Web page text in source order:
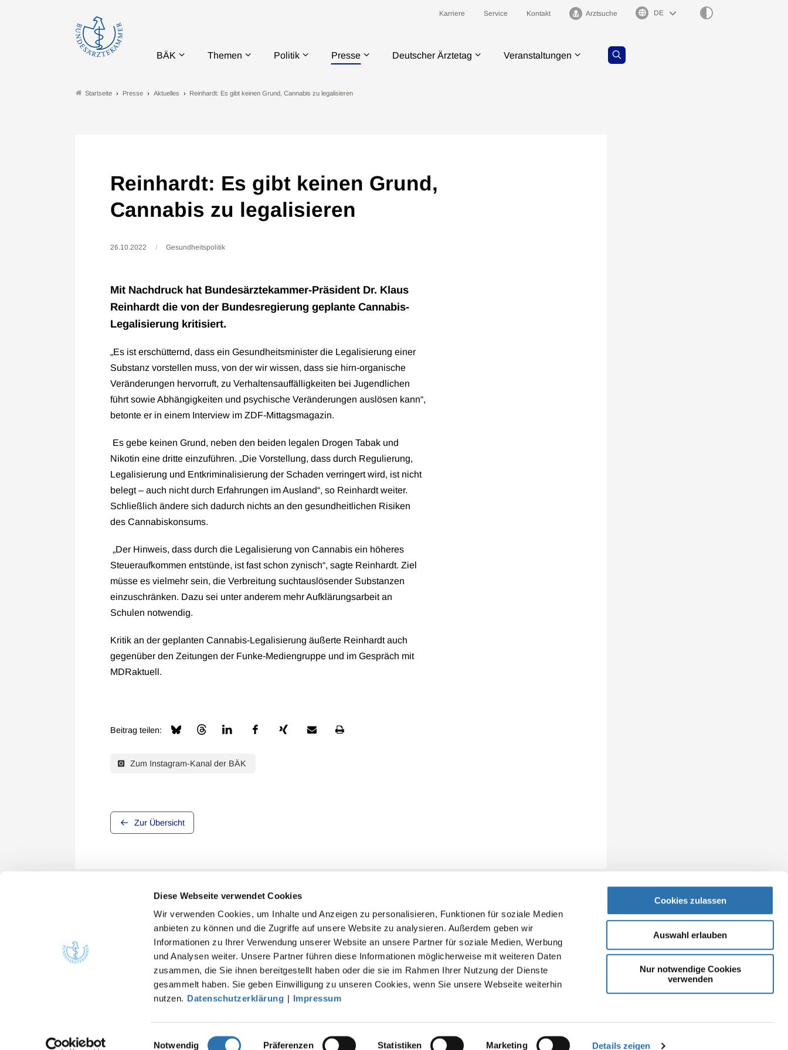
Diese Webseite verwendet Cookies
Wir verwenden Cookies, um Inhalte und Anzeigen zu personalisieren, Funktionen für soziale Medien
anbieten zu können und die Zugriffe auf unsere Website zu analysieren. Außerdem geben wir
Informationen zu Ihrer Verwendung unserer Website an unsere Partner für soziale Medien, Werbung
und Analysen weiter. Unsere Partner führen diese Informationen möglicherweise mit weiteren Daten
zusammen, die Sie ihnen bereitgestellt haben oder die sie im Rahmen Ihrer Nutzung der Dienste
gesammelt haben. Sie geben Einwilligung zu unseren Cookies, wenn Sie unsere Webseite weiterhin
nutzen. Datenschutzerklärung | Impressum
Einwilligungsauswahl
Notwendig Präferenzen Statistiken Marketing Details zeigen
Cookies zulassen
Auswahl erlauben
Nur notwendige Cookies
verwenden
Karriere Service Kontakt Arztsuche Sprachauswahl
BÄK Themen Politik Presse Deutscher Ärztetag Veranstaltungen
Startseite Presse Aktuelles Reinhardt: Es gibt keinen Grund, Cannabis zu legalisieren
Reinhardt: Es gibt keinen Grund,
Cannabis zu legalisieren
26.10.2022 Gesundheitspolitik
Mit Nachdruck hat Bundesärztekammer-Präsident Dr. Klaus
Reinhardt die von der Bundesregierung geplante Cannabis-
Legalisierung kritisiert.
„Es ist erschütternd, dass ein Gesundheitsminister die Legalisierung einer
Substanz vorstellen muss, von der wir wissen, dass sie hirn-organische
Veränderungen hervorruft, zu Verhaltensauffälligkeiten bei Jugendlichen
führt sowie Abhängigkeiten und psychische Veränderungen auslösen kann“,
betonte er in einem Interview im ZDF-Mittagsmagazin.
Es gebe keinen Grund, neben den beiden legalen Drogen Tabak und
Nikotin eine dritte einzuführen. „Die Vorstellung, dass durch Regulierung,
Legalisierung und Entkriminalisierung der Schaden verringert wird, ist nicht
belegt – auch nicht durch Erfahrungen im Ausland“, so Reinhardt weiter.
Schließlich ändere sich dadurch nichts an den gesundheitlichen Risiken
des Cannabiskonsums.
„Der Hinweis, dass durch die Legalisierung von Cannabis ein höheres
Steueraufkommen entstünde, ist fast schon zynisch“, sagte Reinhardt. Ziel
müsse es vielmehr sein, die Verbreitung suchtauslösender Substanzen
einzuschränken. Dazu sei unter anderem mehr Aufklärungsarbeit an
Schulen notwendig.
Kritik an der geplanten Cannabis-Legalisierung äußerte Reinhardt auch
gegenüber den Zeitungen der Funke-Mediengruppe und im Gespräch mit
MDRaktuell.
Beitrag teilen:
Zum Instagram-Kanal der BÄK
Zur Übersicht
Quicklinks
Gesundheitsfachberufe
Kontakt
Bundesärztekammer
Arbeitsgemeinschaft der deutschen Ärztekammern
Herbert-Lewin-Platz 1, 10623 Berlin